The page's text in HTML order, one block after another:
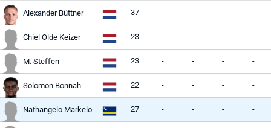
Alexander Büttner 37 - - - -
Chiel Olde Keizer 23 - - - -
M. Steffen 23 - - - -
Solomon Bonnah 22 - - - -
Nathangelo Markelo 27 - - - -